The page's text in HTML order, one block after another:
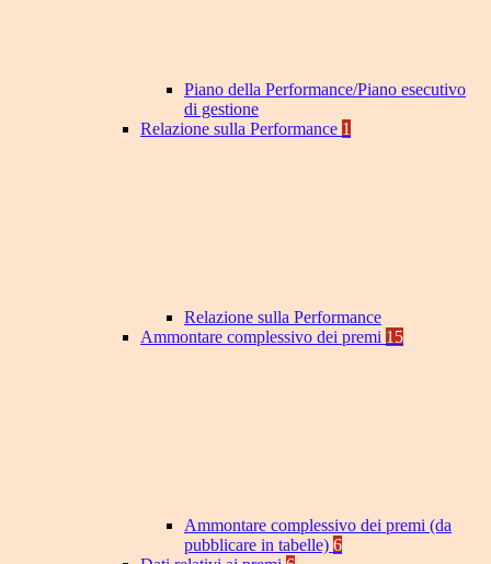
Piano della Performance/Piano esecutivo
di gestione
Relazione sulla Performance 1
Relazione sulla Performance
Ammontare complessivo dei premi 15
Ammontare complessivo dei premi (da
pubblicare in tabelle) 6